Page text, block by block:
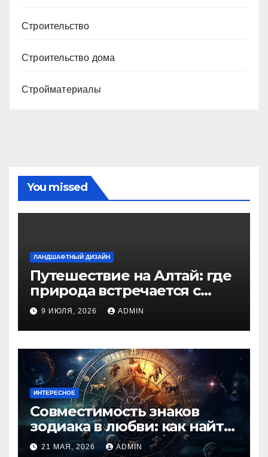
Строительство
Строительство дома
Стройматериалы
You missed
ЛАНДШАФТНЫЙ ДИЗАЙН
Путешествие на Алтай: где
природа встречается с
духом приключений
9 ИЮЛЯ, 2026 ADMIN
ИНТЕРЕСНОЕ
Совместимость знаков
зодиака в любви: как найти
идеальную пару и
21 МАЯ, 2026 ADMIN